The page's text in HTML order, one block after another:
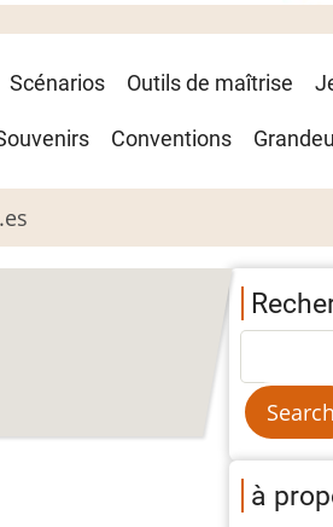
Scénarios Outils de maîtrise
Conventions
à